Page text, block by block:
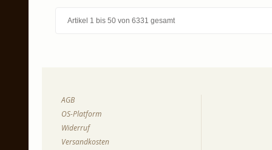
Artikel 1 bis 50 von 6331 gesamt
AGB
OS-Platform
Widerruf
Versandkosten